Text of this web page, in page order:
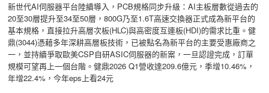
新世代AI伺服器平台陸續導入，PCB規格同步升級：AI主板層數從過去的
20至30層提升至34至50層，800G乃至1.6T高速交換器正式成為新平台的
基本規格，直接拉升高層次板(HLC)與高密度互連板(HDI)的需求比重。健
鼎(3044)憑藉多年深耕高層板技術，已被點名為新平台的主要受惠廠商之
一，並持續爭取歐美CSP自研ASIC伺服器的新案，一旦認證完成，訂單
規模可望再上一個台階。健鼎2026 Q1營收達209.6億元，季增10.46%，
年增22.4%，今年eps上看24元